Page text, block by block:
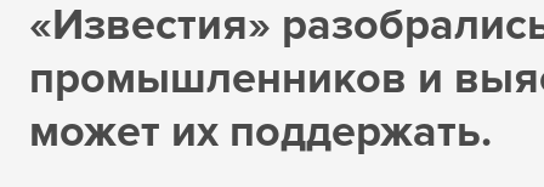
«Известия»
промышленников и
может их поддержать.